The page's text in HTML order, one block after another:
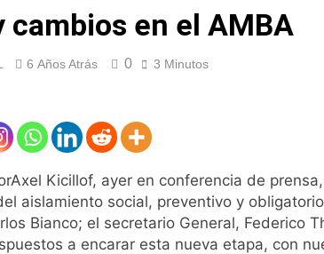
Día Internacional de la
13 Horas Atrás
Día de San Cayetano: por qué
14 Horas Atrás
14 Horas Atrás
Incidentes frente al Congreso
enfrentamientos
1 Día Atrás
cambios en el AMBA
6 Años Atrás 0 3 Minutos
Kicillof, ayer en conferencia de
aislamiento social, preventivo y
Bianco; el secretario General, Federico
a encarar esta nueva etapa, con